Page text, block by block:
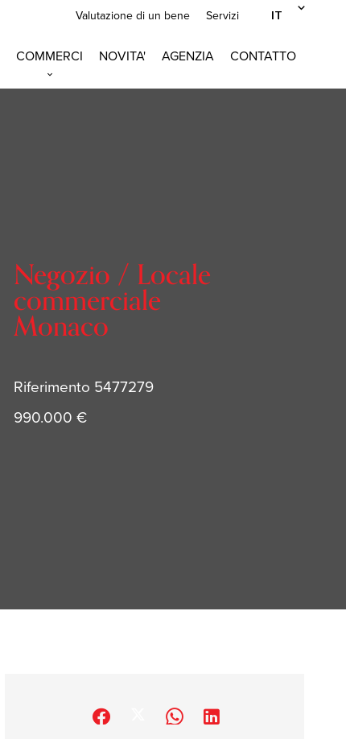
Valutazione di un bene Servizi IT
COMMERCI NOVITA' AGENZIA CONTATTO
Negozio / Locale
commerciale
Monaco
Riferimento 5477279
990.000 €